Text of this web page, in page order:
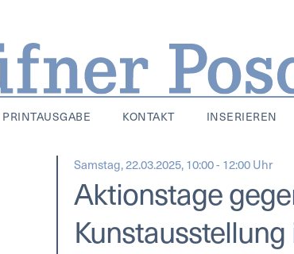
PRINTAUSGABE KONTAKT INSERIEREN
Samstag, 22.03.2025, 10:00 - 12:00 Uhr
Aktionstage